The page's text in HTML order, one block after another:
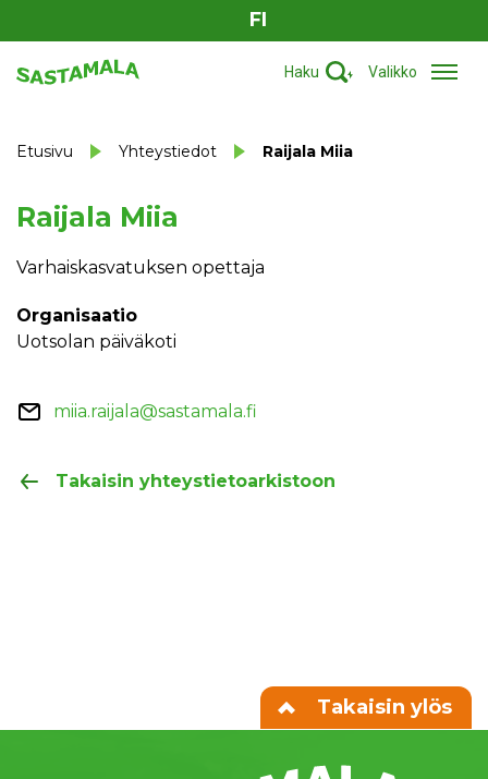
FI
Haku Valikko
Etusivu Yhteystiedot Raijala Miia
Raijala Miia
Varhaiskasvatuksen opettaja
Organisaatio
Uotsolan päiväkoti
miia.raijala@sastamala.fi
Takaisin yhteystietoarkistoon
Takaisin ylös